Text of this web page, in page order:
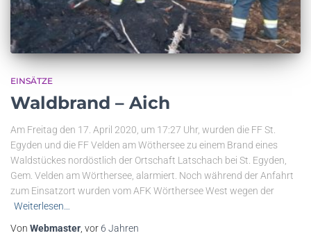
EINSÄTZE
Waldbrand – Aich
Am Freitag den 17. April 2020, um 17:27 Uhr, wurden die FF St.
Egyden und die FF Velden am Wöthersee zu einem Brand eines
Waldstückes nordöstlich der Ortschaft Latschach bei St. Egyden,
Gem. Velden am Wörthersee, alarmiert. Noch während der Anfahrt
zum Einsatzort wurden vom AFK Wörthersee West wegen der
Weiterlesen…
Von Webmaster , vor 6 Jahren